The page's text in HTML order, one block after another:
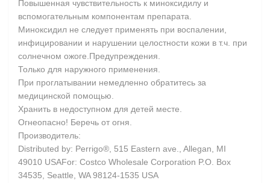
Повышенная чувствительность к миноксидилу и
вспомогательным компонентам препарата.
Миноксидил не следует применять при воспалении,
инфицировании и нарушении целостности кожи в т.ч. при
солнечном ожоге.Предупреждения.
Только для наружного применения.
При проглатывании немедленно обратитесь за
медицинской помощью.
Хранить в недоступном для детей месте.
Огнеопасно! Беречь от огня.
Производитель:
Distributed by: Perrigo®, 515 Eastern ave., Allegan, MI
49010 USAFor: Costco Wholesale Corporation P.O. Box
34535, Seattle, WA 98124-1535 USA